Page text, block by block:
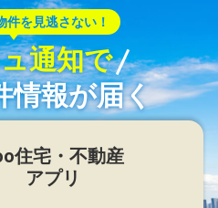
件を見逃さない！
通知で
情報が届く
住宅・不動産
アプリ